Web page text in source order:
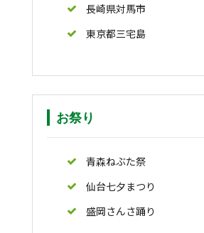
長崎県対馬市
東京都三宅島
お祭り
青森ねぶた祭
仙台七夕まつり
盛岡さんさ踊り